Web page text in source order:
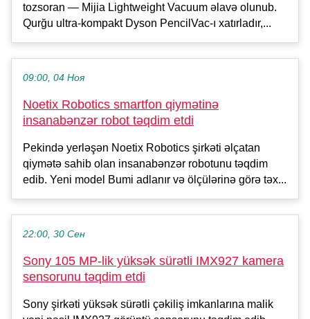
tozsoran — Mijia Lightweight Vacuum əlavə olunub.
Qurğu ultra-kompakt Dyson PencilVac-ı xatırladır,...
09:00, 04 Ноя
Noetix Robotics smartfon qiymətinə
insanabənzər robot təqdim etdi
Pekində yerləşən Noetix Robotics şirkəti əlçatan
qiymətə sahib olan insanabənzər robotunu təqdim
edib. Yeni model Bumi adlanır və ölçülərinə görə təx...
22:00, 30 Сен
Sony 105 MP-lik yüksək sürətli IMX927 kamera
sensorunu təqdim etdi
Sony şirkəti yüksək sürətli çəkiliş imkanlarına malik